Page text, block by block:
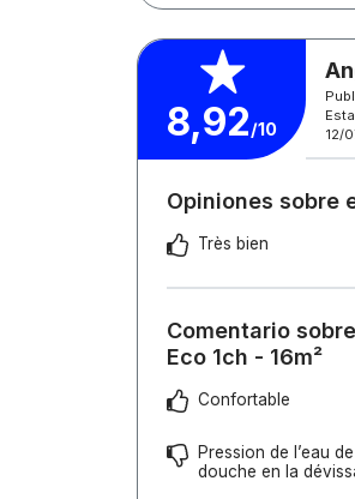
8,92/10
12/
Opiniones sobre
Très bien
Comentario
Eco 1ch - 16m²
Confortable
Pression de l’eau
douche en la